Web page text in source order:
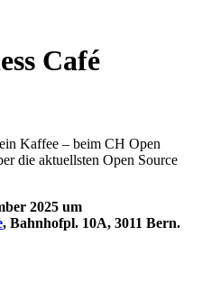
Café
Kaffee – beim CH Open
die aktuellsten Open Source
2025 um
, Bahnhofpl. 10A, 3011 Bern.